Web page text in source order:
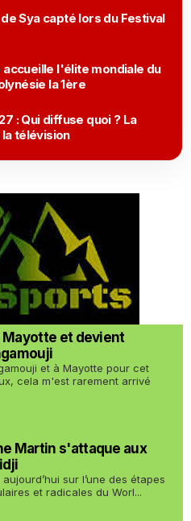
Sya capté lors du Festival
l'élite mondiale du
la 1ère
: Qui diffuse quoi ? La
télévision
et devient
et à Mayotte pour cet
cela m'est rarement arrivé
Martin s'attaque aux
sur l’une des étapes
et radicales du Worl...